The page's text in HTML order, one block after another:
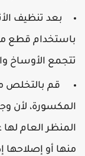
بعد تنظيف
قطع من
الأوساخ
قم بالتخلص من
لأن
العام لها
أو إصلاحها